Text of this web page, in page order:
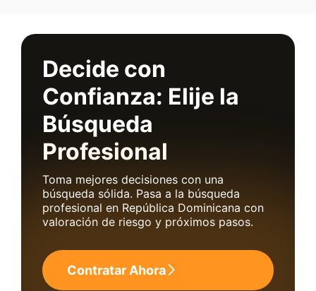
Decide con
Confianza: Elije la
Búsqueda
Profesional
Toma mejores decisiones con una
búsqueda sólida. Pasa a la búsqueda
profesional en República Dominicana con
valoración de riesgo y próximos pasos.
Contratar Ahora